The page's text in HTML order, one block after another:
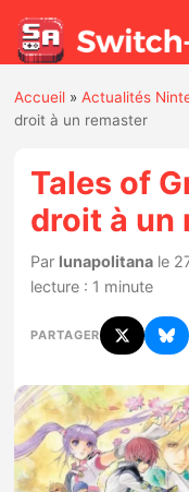
Actualités
Jeux
Hardware
Chiffres de
Rumeurs
Accueil »Actualités
droit à un remaster
Tales of
droit à un
Par lunapolitana le
lecture : 1 minute
PARTAGER